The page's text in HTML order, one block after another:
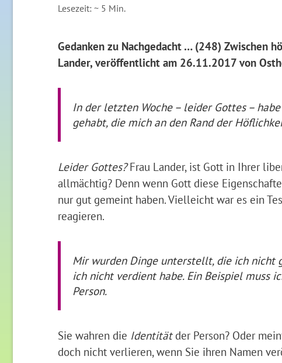
Lesezeit: ~ 5 Min.
Gedanken zu Nachgedacht … (248) Zwischen
Lander, veröffentlicht am 26.11.2017 von
In der letzten Woche – leider Gottes –
gehabt, die mich an den Rand der
Leider Gottes?Frau Lander, ist Gott in Ihrer
allmächtig? Denn wenn Gott diese
nur gut gemeint haben. Vielleicht war es ein
reagieren.
Mir wurden Dinge unterstellt, die ich nicht
ich nicht verdient habe. Ein Beispiel muss
Person.
Sie wahren die Identitätder Person? Oder
doch nicht verlieren, wenn Sie ihren Namen